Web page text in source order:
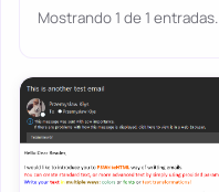
Mostrando 1 de 1 entradas.